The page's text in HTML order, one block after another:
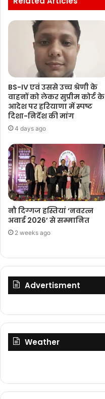
BS-IV एवं उससे उच्च श्रेणी के
वाहनों को लेकर सुप्रीम कोर्ट के
आदेश पर हरियाणा में स्पष्ट
दिशा-निर्देश की मांग
4 days ago
नौ दिग्गज हस्तियां ‘नवरत्न
अवार्ड 2026’ से सम्मानित
2 weeks ago
Advertisment
Weather